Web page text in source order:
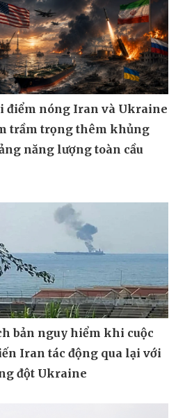
điểm nóng Iran và Ukraine
trầm trọng thêm khủng
năng lượng toàn cầu
bản nguy hiểm khi cuộc
Iran tác động qua lại với
đột Ukraine